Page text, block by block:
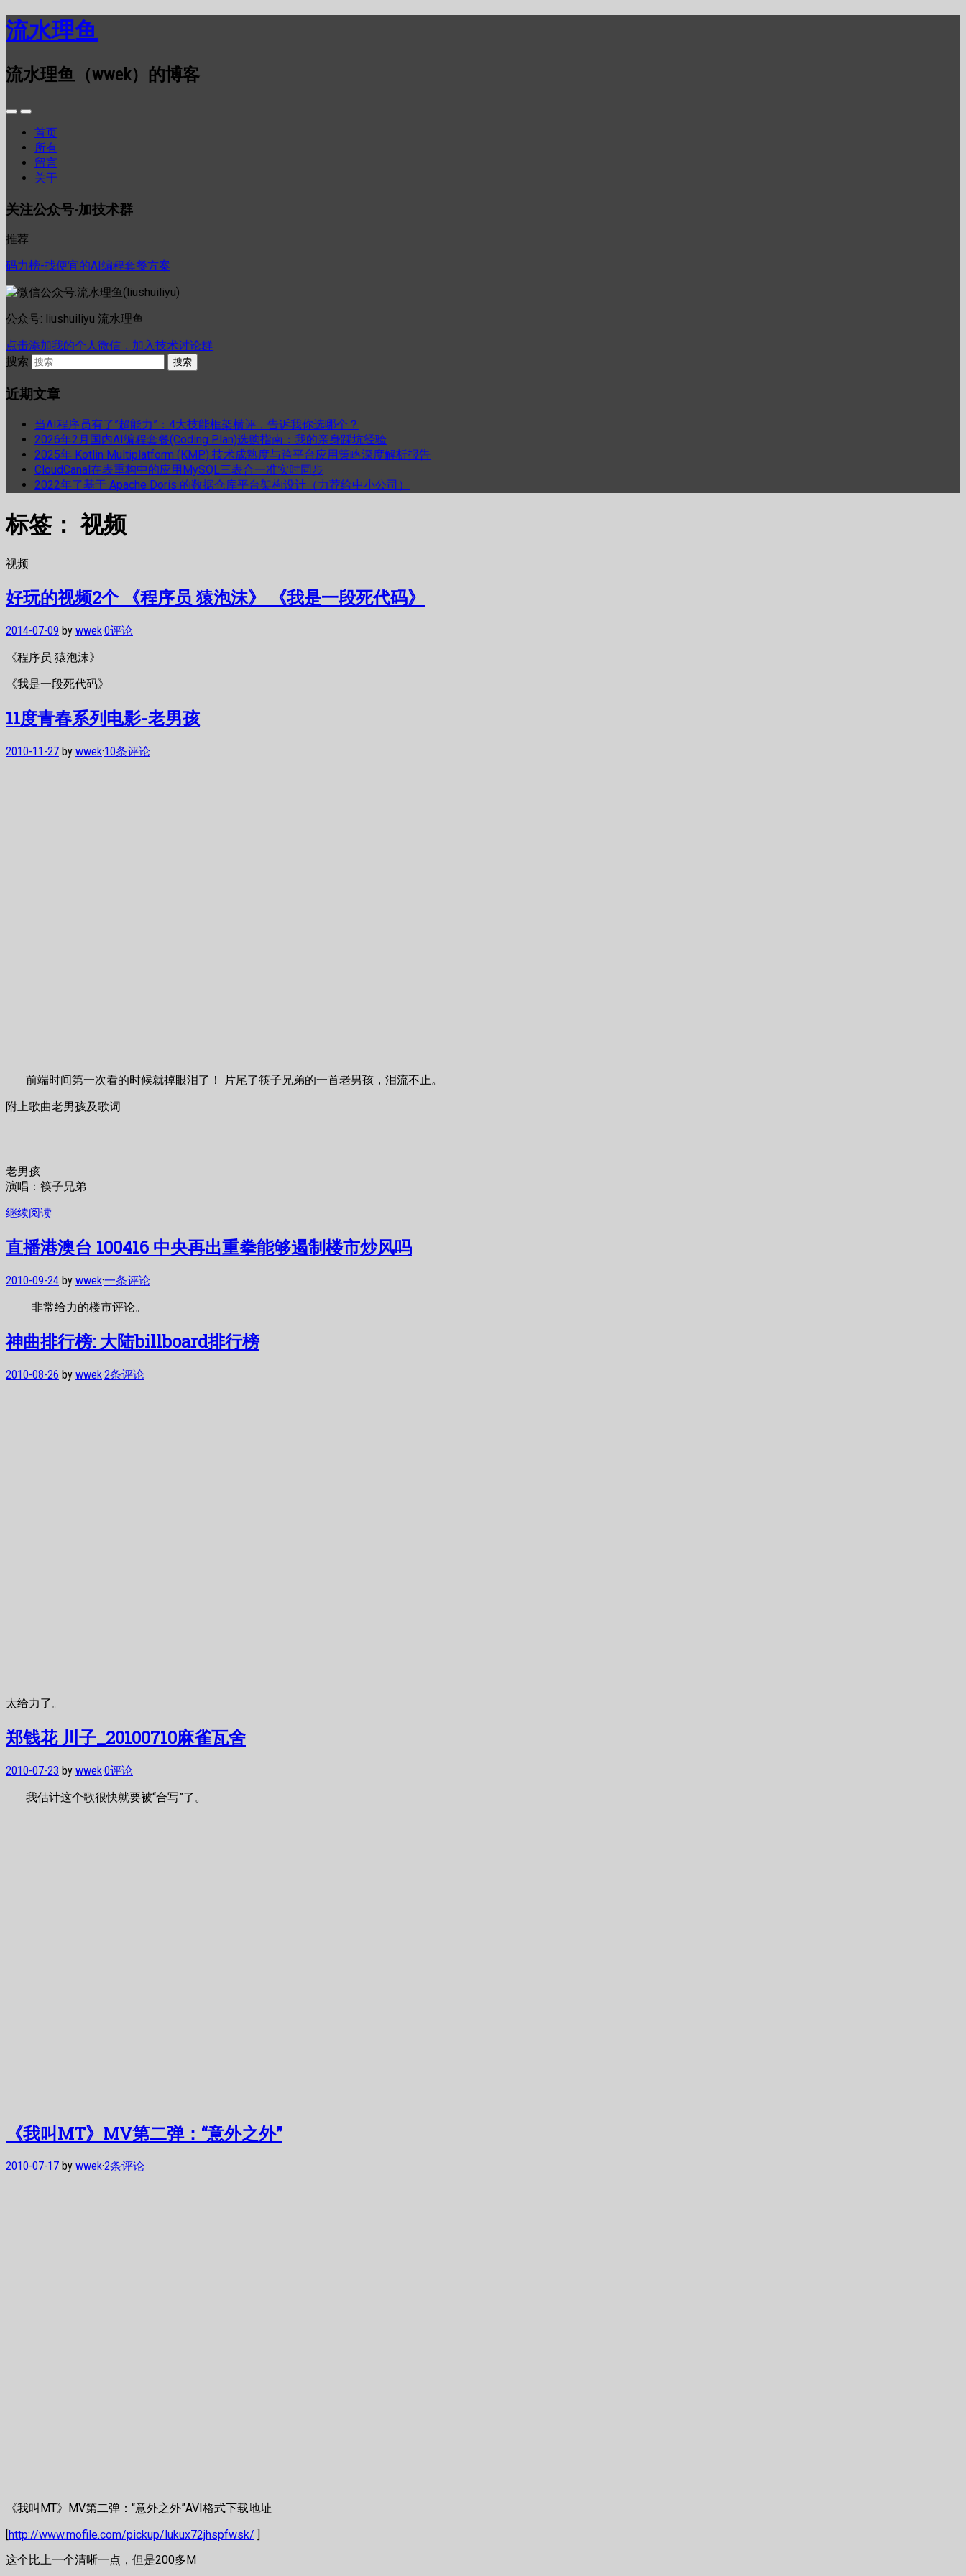
流水理鱼
流水理鱼（wwek）的博客
首页
所有
留言
关于
关注公众号-加技术群
推荐
码力榜-找便宜的AI编程套餐方案
公众号: liushuiliyu 流水理鱼
点击添加我的个人微信，加入技术讨论群
搜索
近期文章
当AI程序员有了”超能力”：4大技能框架横评，告诉我你选哪个？
2026年2月国内AI编程套餐(Coding Plan)选购指南：我的亲身踩坑经验
2025年 Kotlin Multiplatform (KMP) 技术成熟度与跨平台应用策略深度解析报告
CloudCanal在表重构中的应用MySQL三表合一准实时同步
2022年了基于 Apache Doris 的数据仓库平台架构设计（力荐给中小公司）
标签： 视频
视频
好玩的视频2个 《程序员 猿泡沫》 《我是一段死代码》
2014-07-09 by wwek·0评论
《程序员 猿泡沫》
《我是一段死代码》
11度青春系列电影-老男孩
2010-11-27 by wwek·10条评论
前端时间第一次看的时候就掉眼泪了！ 片尾了筷子兄弟的一首老男孩，泪流不止。
附上歌曲老男孩及歌词
老男孩
演唱：筷子兄弟
继续阅读
直播港澳台 100416 中央再出重拳能够遏制楼市炒风吗
2010-09-24 by wwek·一条评论
非常给力的楼市评论。
神曲排行榜: 大陆billboard排行榜
2010-08-26 by wwek·2条评论
太给力了。
郑钱花 川子_20100710麻雀瓦舍
2010-07-23 by wwek·0评论
我估计这个歌很快就要被“合写”了。
《我叫MT》MV第二弹：“意外之外”
2010-07-17 by wwek·2条评论
《我叫MT》MV第二弹：“意外之外”AVI格式下载地址
http://www.mofile.com/pickup/lukux72jhspfwsk/
这个比上一个清晰一点，但是200多M